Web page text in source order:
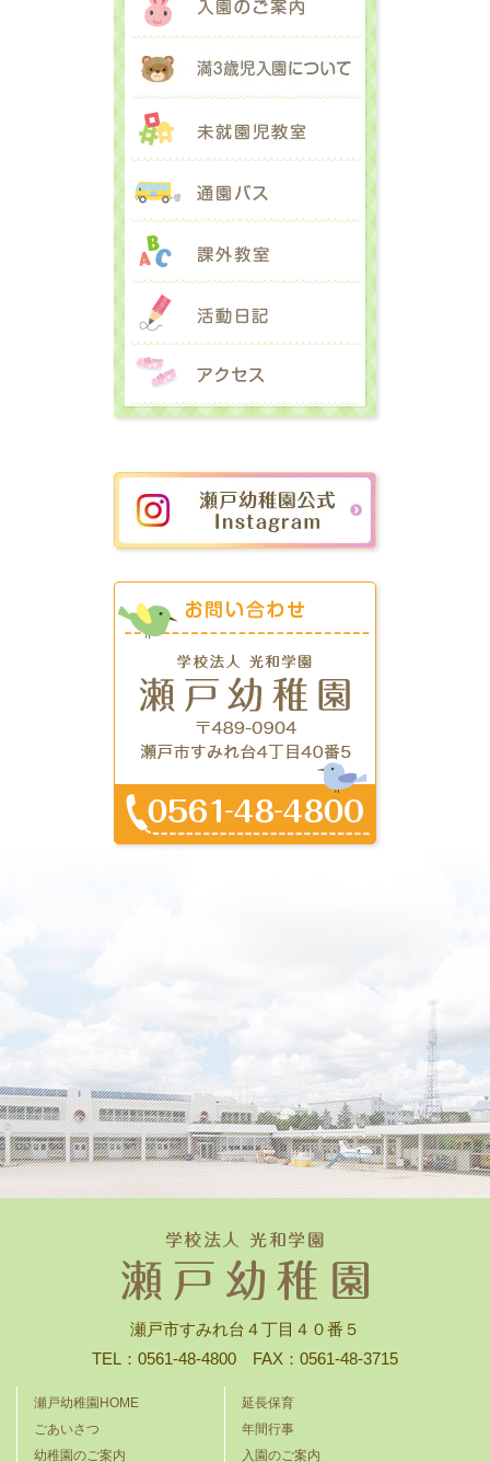
課外教室
活動日記
アクセス
瀬戸市すみれ台４丁目４０番５
TEL：0561-48-4800 FAX：0561-48-3715
瀬戸幼稚園HOME
ごあいさつ
幼稚園のご案内
延長保育
年間行事
入園のご案内